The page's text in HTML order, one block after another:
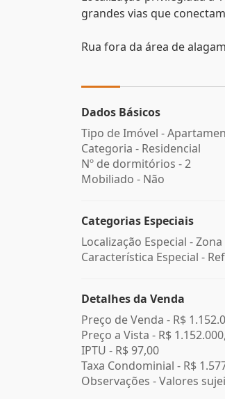
grandes vias que
Rua fora da área de
Dados Básicos
Tipo de Imóvel -
Categoria - Residencial
Nº de dormitórios - 2
Mobiliado - Não
Categorias Especiais
Localização Especial -
Característica Especial -
Detalhes da Venda
Preço de Venda - R$
Preço a Vista - R$
IPTU - R$ 97,00
Taxa Condominial - R$
Observações - Valores